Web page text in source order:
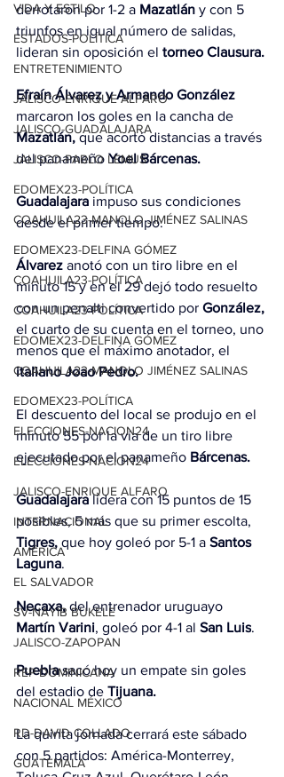
VIDA Y ESTILO
ESTADOS-POLÍTICA
ENTRETENIMIENTO
JALISCO-ENRIQUE ALFARO
JALISCO-GUADALAJARA
JALISCO-PABLO LEMUS
EDOMEX23-POLÍTICA
COAHUILA23-MANOLO JIMÉNEZ SALINAS
EDOMEX23-DELFINA GÓMEZ
COAHUILA23-POLÍTICA
COAHUILA23-POLÍTICA
EDOMEX23-DELFINA GÓMEZ
COAHUILA23-MANOLO JIMÉNEZ SALINAS
EDOMEX23-POLÍTICA
ELECCIONES-NACION24
ELECCIONES-NACION24
JALISCO-ENRIQUE ALFARO
INTERNACIONAL
AMÉRICA
EL SALVADOR
SV-NAYIB BUKELE
JALISCO-ZAPOPAN
REP DOMINICANA
NACIONAL MÉXICO
RD-DAVID COLLADO
GUATEMALA
derrotaron por 1-2 a Mazatlán y con 5
triunfos en igual número de salidas,
lideran sin oposición el torneo Clausura.
Efraín Álvarez y Armando González
marcaron los goles en la cancha de
Mazatlán, que acortó distancias a través
del panameño Yoel Bárcenas.
Guadalajara impuso sus condiciones
desde el primer tiempo.
Álvarez anotó con un tiro libre en el
minuto 15 y en el 29 dejó todo resuelto
con un penalti convertido por González,
el cuarto de su cuenta en el torneo, uno
menos que el máximo anotador, el
italiano Joao Pedro.
El descuento del local se produjo en el
minuto 55 por la vía de un tiro libre
ejecutado por el panameño Bárcenas.
Guadalajara lidera con 15 puntos de 15
posibles, 5 más que su primer escolta,
Tigres, que hoy goleó por 5-1 a Santos
Laguna.
Necaxa, del entrenador uruguayo
Martín Varini, goleó por 4-1 al San Luis.
Puebla sacó hoy un empate sin goles
del estadio de Tijuana.
La quinta jornada cerrará este sábado
con 5 partidos: América-Monterrey,